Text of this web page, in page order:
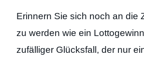
Erinnern Sie sich noch an die
zu werden wie ein
zufälliger Glücksfall, der nur